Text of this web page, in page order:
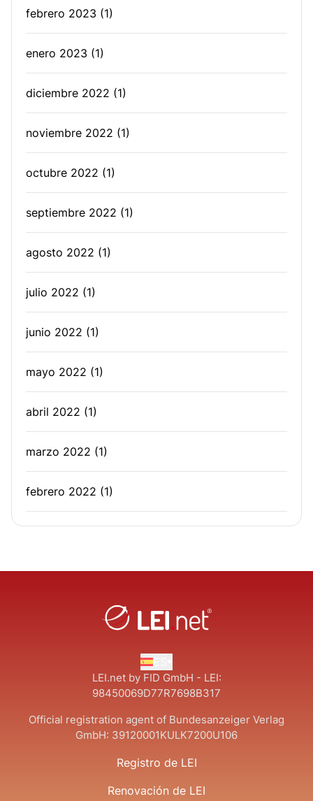
febrero 2023 (1)
enero 2023 (1)
diciembre 2022 (1)
noviembre 2022 (1)
octubre 2022 (1)
septiembre 2022 (1)
agosto 2022 (1)
julio 2022 (1)
junio 2022 (1)
mayo 2022 (1)
abril 2022 (1)
marzo 2022 (1)
febrero 2022 (1)
LEI.net by FID GmbH - LEI:
98450069D77R7698B317
Official registration agent of Bundesanzeiger Verlag
GmbH: 39120001KULK7200U106
Registro de LEI
Renovación de LEI